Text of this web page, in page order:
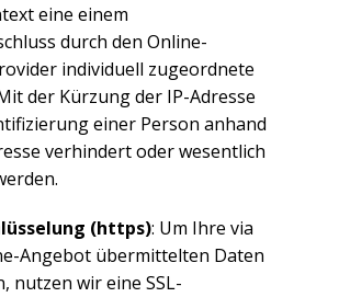
eine einem
durch den Online-
individuell zugeordnete
der Kürzung der IP-Adresse
einer Person anhand
verhindert oder wesentlich
(https): Um Ihre via
Angebot übermittelten Daten
nutzen wir eine SSL-